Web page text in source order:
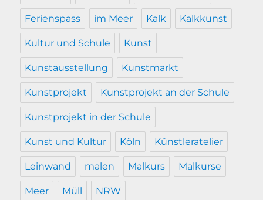
Ferienspass im Meer Kalk Kalkkunst
Kultur und Schule Kunst
Kunstausstellung Kunstmarkt
Kunstprojekt Kunstprojekt an der Schule
Kunstprojekt in der Schule
Kunst und Kultur Köln Künstleratelier
Leinwand malen Malkurs Malkurse
Meer Müll NRW